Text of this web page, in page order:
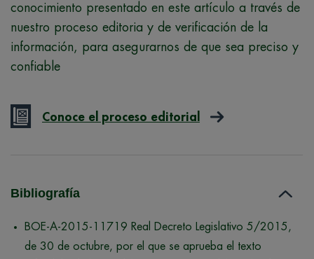
conocimiento presentado en este artículo a través de
nuestro proceso editoria y de verificación de la
información, para asegurarnos de que sea preciso y
confiable
Conoce el proceso editorial
Bibliografía
BOE-A-2015-11719 Real Decreto Legislativo 5/2015,
de 30 de octubre, por el que se aprueba el texto